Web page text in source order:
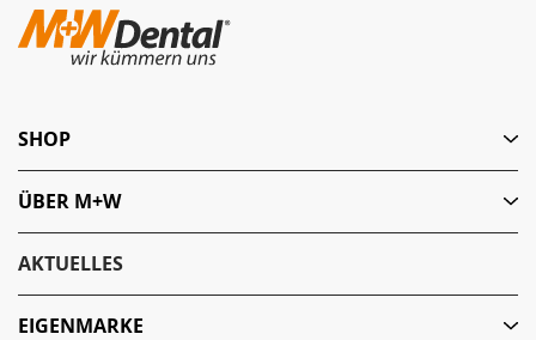
SHOP
ÜBER M+W
AKTUELLES
EIGENMARKE